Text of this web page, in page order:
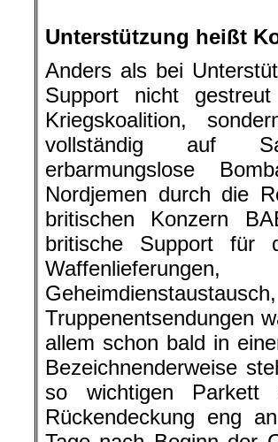
Unterstützung heißt
Anders als bei
Support nicht
Kriegskoalition,
vollständig auf
erbarmungslose
Nordjemen durch die
britischen Konzern
britische Support für
Truppenentsendungen
allem schon bald in
Bezeichnenderweise
so wichtigen Parkett
Rückendeckung eng